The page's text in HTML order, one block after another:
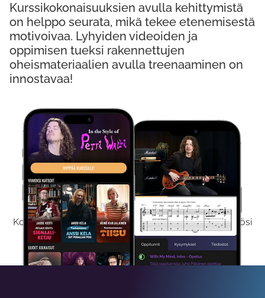
Kokeile Ilmaiseksi
Kokeilemalla ilmaiseksi saat koko sisältömme käyttöösi
viikon ajaksi.
Kurssikokonaisuuksien avulla kehittymistä
on helppo seurata, mikä tekee etenemisestä
motivoivaa. Lyhyiden videoiden ja
oppimisen tueksi rakennettujen
oheismateriaalien avulla treenaaminen on
innostavaa!